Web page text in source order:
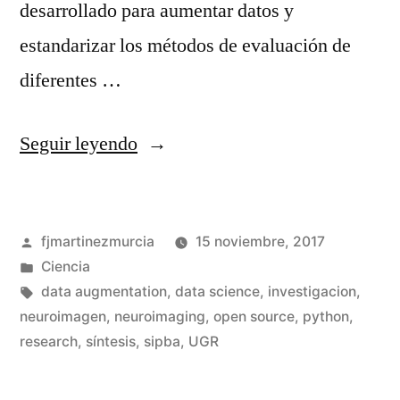
desarrollado para aumentar datos y
estandarizar los métodos de evaluación de
diferentes …
Seguir leyendo«Síntesis
cerebrales
en
Python»
Publicado
por
fjmartinezmurcia
15 noviembre, 2017
Publicado
en
Ciencia
Etiquetas:
data augmentation, data science, investigacion,
neuroimagen, neuroimaging, open source, python,
research, síntesis, sipba, UGR